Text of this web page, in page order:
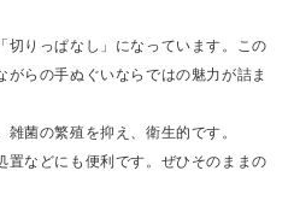
切りっぱなし」になっています。この
がらの手ぬぐいならではの魅力が詰ま
菌の繁殖を抑え、衛生的です。
置などにも便利です。ぜひそのままの